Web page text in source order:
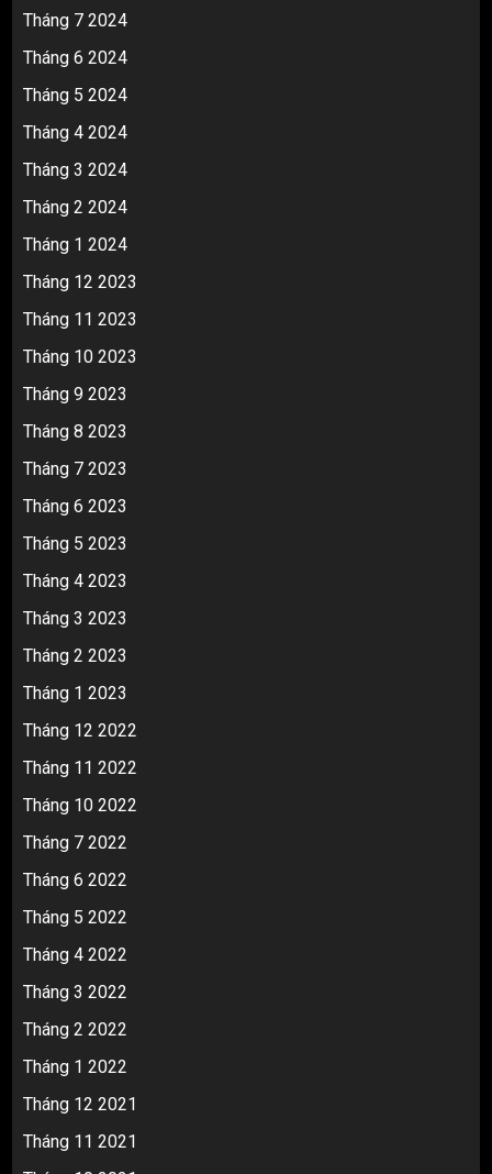
Tháng 7 2024
Tháng 6 2024
Tháng 5 2024
Tháng 4 2024
Tháng 3 2024
Tháng 2 2024
Tháng 1 2024
Tháng 12 2023
Tháng 11 2023
Tháng 10 2023
Tháng 9 2023
Tháng 8 2023
Tháng 7 2023
Tháng 6 2023
Tháng 5 2023
Tháng 4 2023
Tháng 3 2023
Tháng 2 2023
Tháng 1 2023
Tháng 12 2022
Tháng 11 2022
Tháng 10 2022
Tháng 7 2022
Tháng 6 2022
Tháng 5 2022
Tháng 4 2022
Tháng 3 2022
Tháng 2 2022
Tháng 1 2022
Tháng 12 2021
Tháng 11 2021